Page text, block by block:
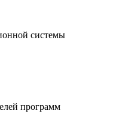
системы
программ